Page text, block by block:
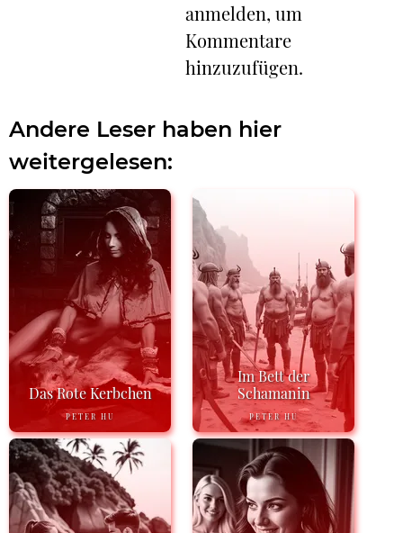
anmelden, um
Kommentare
hinzuzufügen.
Andere Leser haben hier
weitergelesen:
Das Rote Kerbchen
PETER HU
Im Bett der
Schamanin
PETER HU